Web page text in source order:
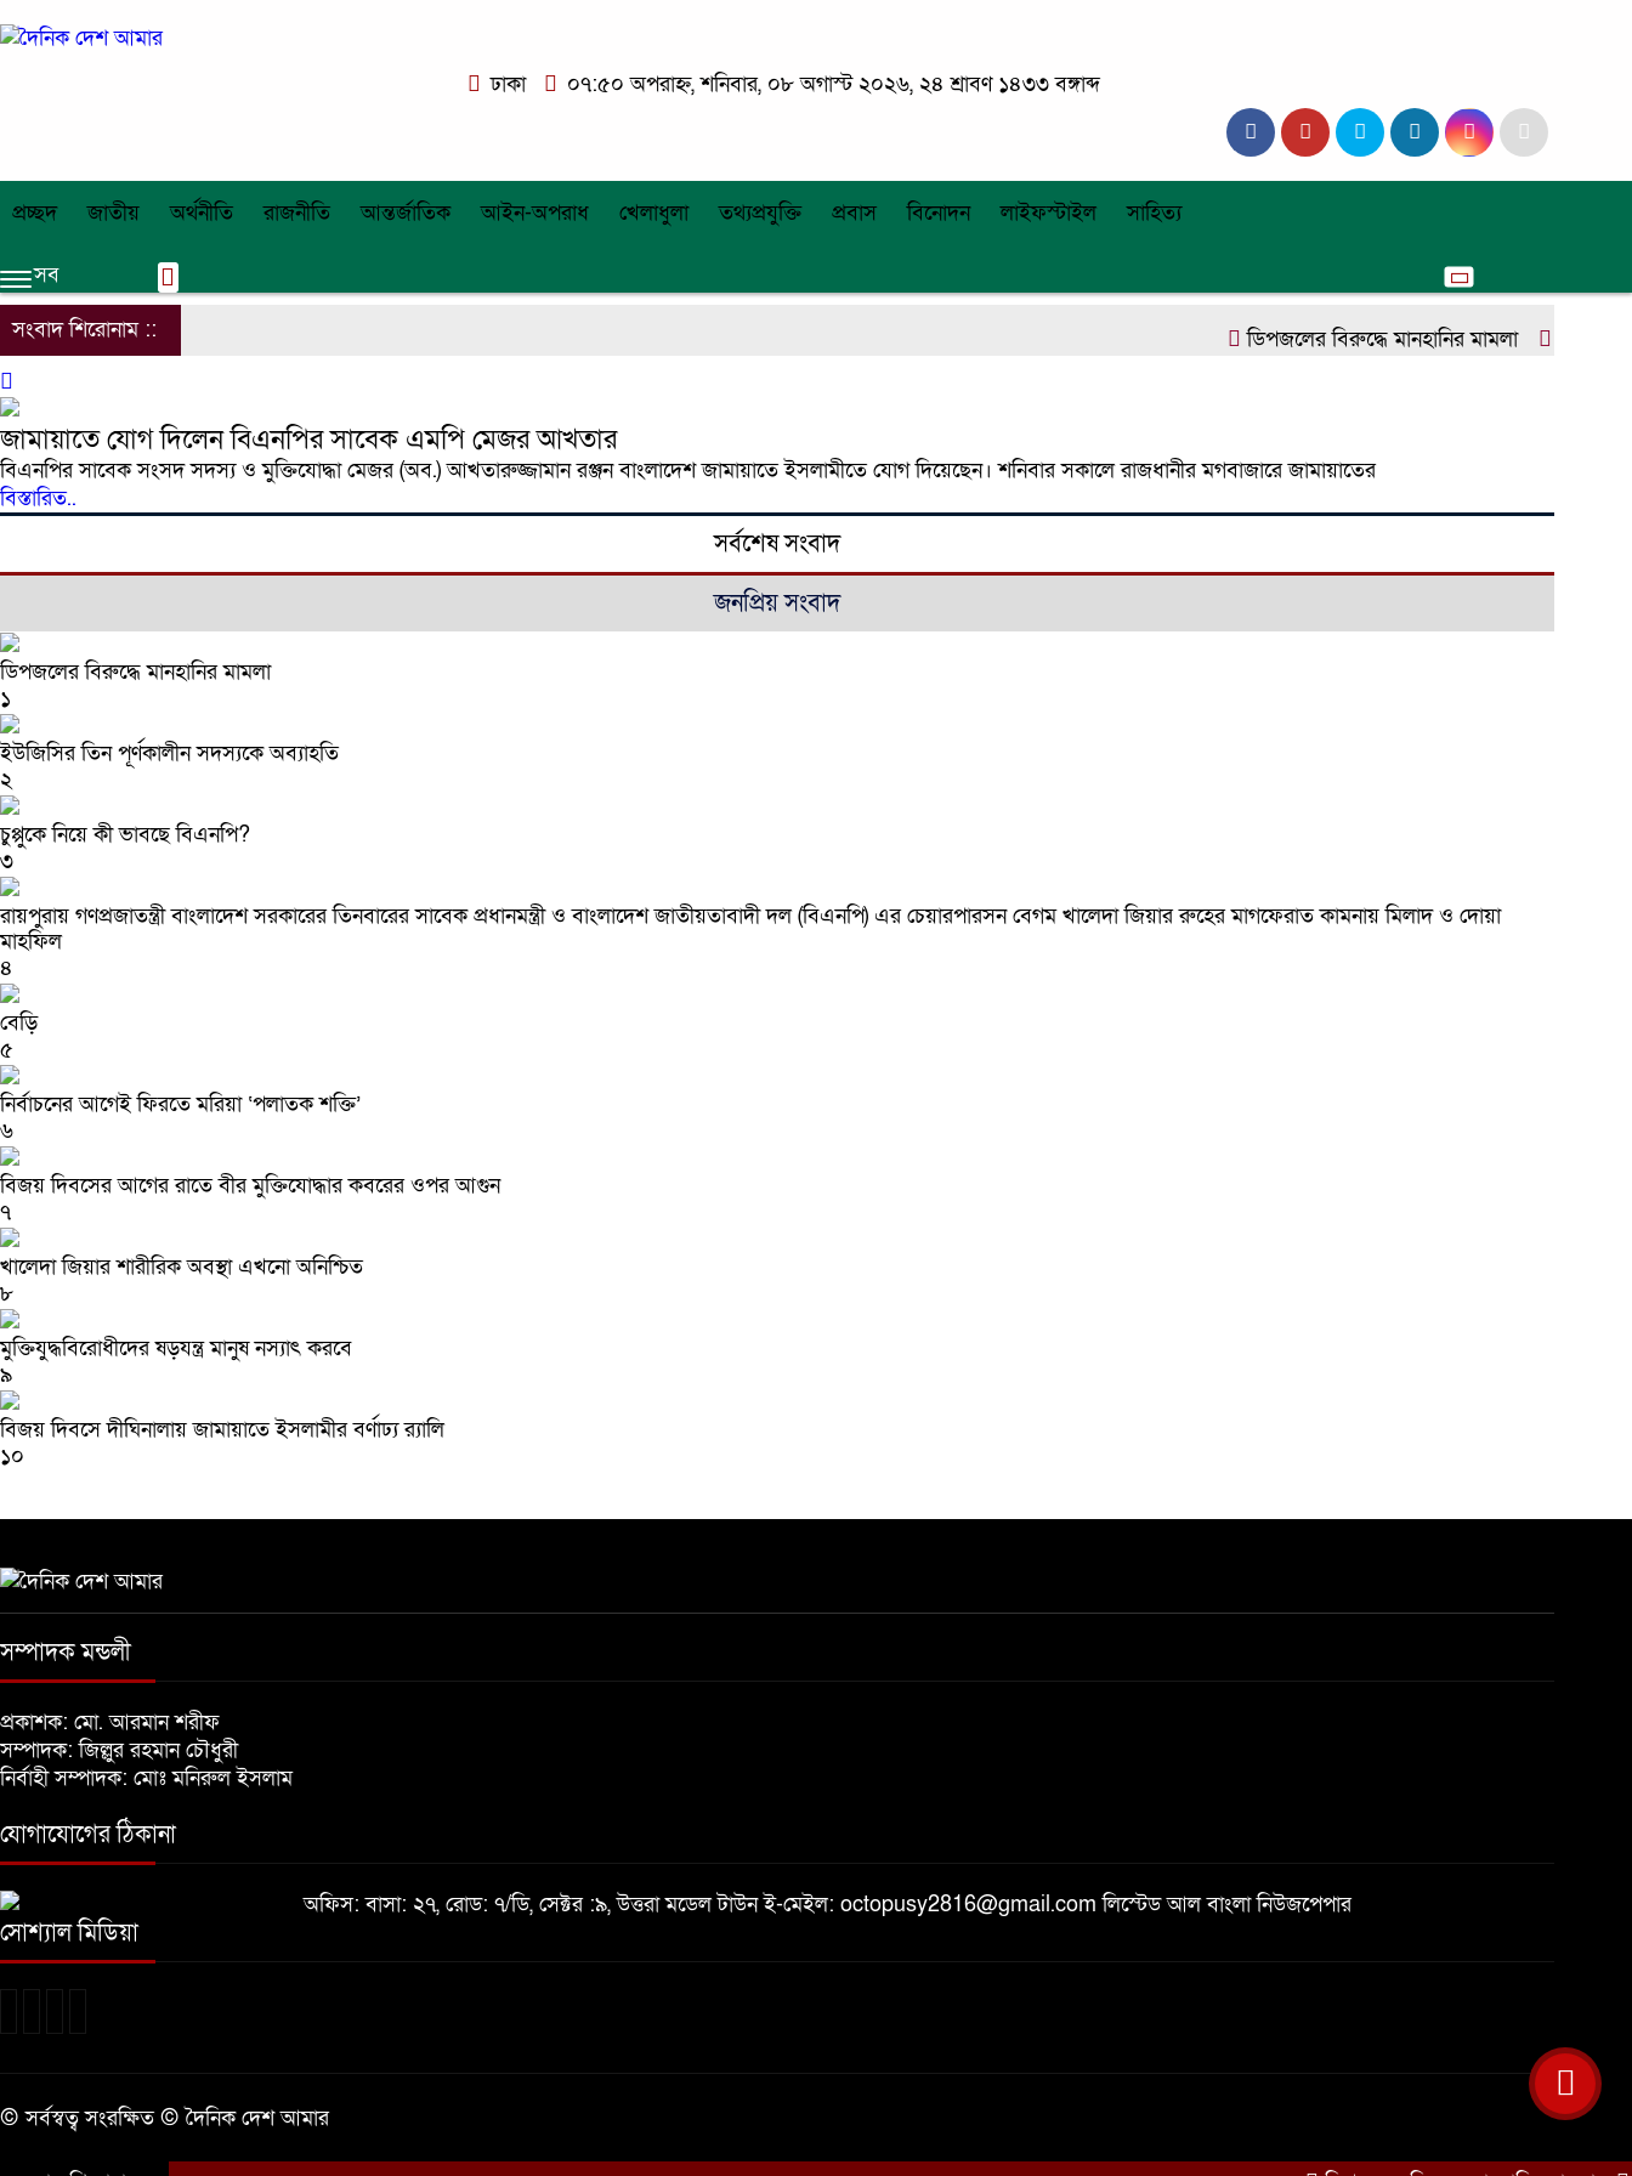
ঢাকা ০৭:৫০ অপরাহ্ন, শনিবার, ০৮ অগাস্ট ২০২৬, ২৪ শ্রাবণ ১৪৩৩ বঙ্গাব্দ
প্রচ্ছদ জাতীয় অর্থনীতি রাজনীতি আন্তর্জাতিক আইন-অপরাধ খেলাধুলা তথ্যপ্রযুক্তি প্রবাস বিনোদন লাইফস্টাইল সাহিত্য
সব
সংবাদ শিরোনাম ::
ডিপজলের বিরুদ্ধে মানহানির মামলা ইউজিসির
জামায়াতে যোগ দিলেন বিএনপির সাবেক এমপি মেজর আখতার
বিএনপির সাবেক সংসদ সদস্য ও মুক্তিযোদ্ধা মেজর (অব.) আখতারুজ্জামান রঞ্জন বাংলাদেশ জামায়াতে ইসলামীতে যোগ দিয়েছেন। শনিবার সকালে রাজধানীর মগবাজারে জামায়াতের
বিস্তারিত..
সর্বশেষ সংবাদ
জনপ্রিয় সংবাদ
ডিপজলের বিরুদ্ধে মানহানির মামলা
১
ইউজিসির তিন পূর্ণকালীন সদস্যকে অব্যাহতি
২
চুপ্পুকে নিয়ে কী ভাবছে বিএনপি?
৩
রায়পুরায় গণপ্রজাতন্ত্রী বাংলাদেশ সরকারের তিনবারের সাবেক প্রধানমন্ত্রী ও বাংলাদেশ জাতীয়তাবাদী দল (বিএনপি) এর চেয়ারপারসন বেগম খালেদা জিয়ার রুহের মাগফেরাত কামনায় মিলাদ ও দোয়া
মাহফিল
৪
বেড়ি
৫
নির্বাচনের আগেই ফিরতে মরিয়া ‘পলাতক শক্তি’
৬
বিজয় দিবসের আগের রাতে বীর মুক্তিযোদ্ধার কবরের ওপর আগুন
৭
খালেদা জিয়ার শারীরিক অবস্থা এখনো অনিশ্চিত
৮
মুক্তিযুদ্ধবিরোধীদের ষড়যন্ত্র মানুষ নস্যাৎ করবে
৯
বিজয় দিবসে দীঘিনালায় জামায়াতে ইসলামীর বর্ণাঢ্য র‍্যালি
১০
সম্পাদক মন্ডলী
প্রকাশক: মো. আরমান শরীফ
সম্পাদক: জিল্লুর রহমান চৌধুরী
নির্বাহী সম্পাদক: মোঃ মনিরুল ইসলাম
যোগাযোগের ঠিকানা
অফিস: বাসা: ২৭, রোড: ৭/ডি, সেক্টর :৯, উত্তরা মডেল টাউন ই-মেইল: octopusy2816@gmail.comলিস্টেড আল বাংলা নিউজপেপার
সোশ্যাল মিডিয়া
© সর্বস্বত্ব সংরক্ষিত © দৈনিক দেশ আমার